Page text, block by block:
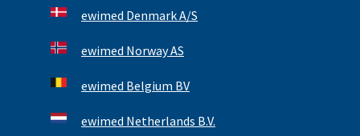
ewimed Denmark A/S
ewimed Norway AS
ewimed Belgium BV
ewimed Netherlands B.V.